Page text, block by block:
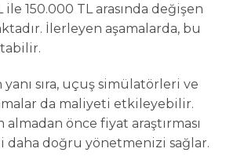
ile 150.000 TL arasında değişen
İlerleyen aşamalarda, bu
sıra, uçuş simülatörleri ve
da maliyeti etkileyebilir.
önce fiyat araştırması
daha doğru yönetmenizi sağlar.